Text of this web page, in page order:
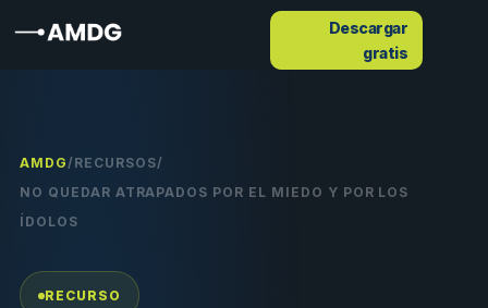
Descargar
gratis
AMDG/RECURSOS/
NO QUEDAR ATRAPADOS POR EL MIEDO Y POR LOS
ÍDOLOS
RECURSO